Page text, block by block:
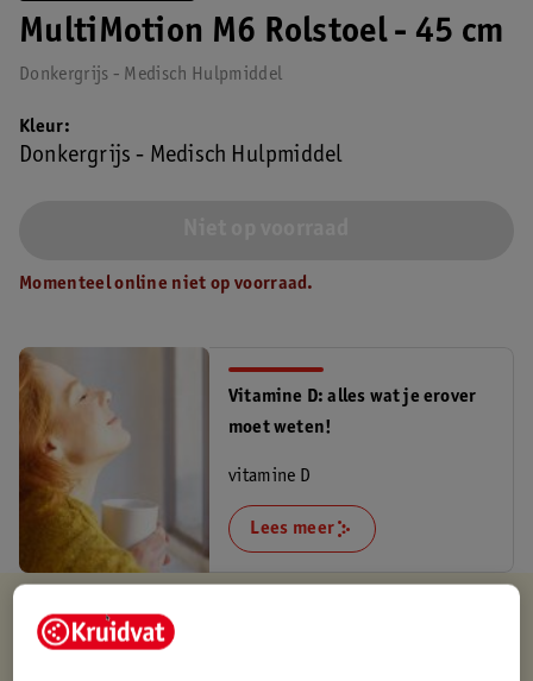
MultiMotion M6 Rolstoel - 45 cm
Donkergrijs - Medisch Hulpmiddel
Kleur
Donkergrijs - Medisch Hulpmiddel
Momenteel online niet op voorraad.
Vitamine D: alles wat je erover
moet weten!
vitamine D
Lees meer
Verkocht en verstuurd door